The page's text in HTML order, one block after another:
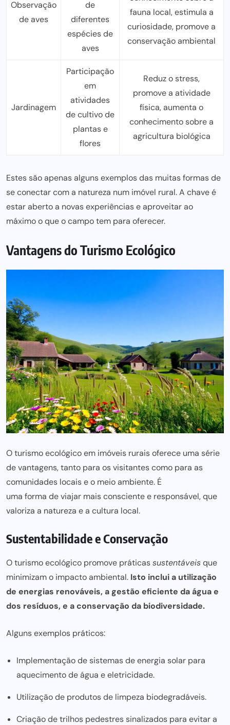
Observação
de aves
de
diferentes
espécies de
aves
fauna local, estimula a
curiosidade, promove a
conservação ambiental
Jardinagem
Participação
em
atividades
de cultivo de
plantas e
flores
Reduz o stress,
promove a atividade
física, aumenta o
conhecimento sobre a
agricultura biológica
Estes são apenas alguns exemplos das muitas formas de
se conectar com a natureza num imóvel rural. A chave é
estar aberto a novas experiências e aproveitar ao
máximo o que o campo tem para oferecer.
Vantagens do Turismo Ecológico
O turismo ecológico em imóveis rurais oferece uma série
de vantagens, tanto para os visitantes como para as
comunidades locais e o meio ambiente. É
uma forma de viajar maisconsciente e responsável, que
valoriza a natureza e a cultura local.
Sustentabilidade e Conservação
O turismo ecológico promove práticassustentáveisque
minimizam o impacto ambiental. Isto inclui a utilização
de energias renováveis, a gestão eficiente da água e
dos resíduos, e a conservação da biodiversidade.
Alguns exemplos práticos:
Implementação de sistemas de energia solar para
aquecimento de água e eletricidade.
Utilização de produtos de limpeza biodegradáveis.
Criação de trilhos pedestres sinalizados para evitar a